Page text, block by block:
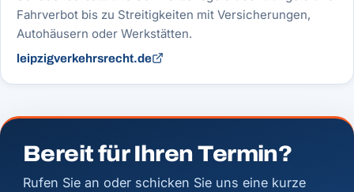
Fahrverbot bis zu Streitigkeiten mit Versicherungen,
Autohäusern oder Werkstätten.
leipzigverkehrsrecht.de
Bereit für Ihren Termin?
Rufen Sie an oder schicken Sie uns eine kurze